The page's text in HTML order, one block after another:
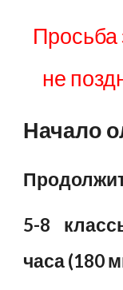
Просьба
не
Начало
5-8
часа (180